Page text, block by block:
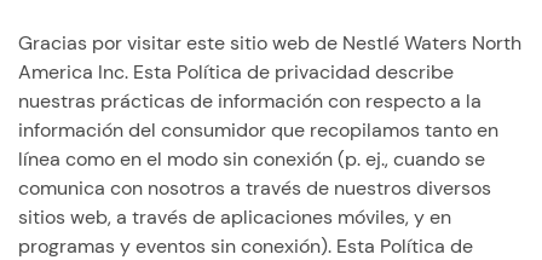
Gracias por visitar este sitio web de Nestlé Waters North
America Inc. Esta Política de privacidad describe
nuestras prácticas de información con respecto a la
información del consumidor que recopilamos tanto en
línea como en el modo sin conexión (p. ej., cuando se
comunica con nosotros a través de nuestros diversos
sitios web, a través de aplicaciones móviles, y en
programas y eventos sin conexión). Esta Política de